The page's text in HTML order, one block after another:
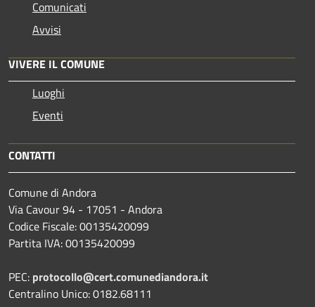
Comunicati
Avvisi
VIVERE IL COMUNE
Luoghi
Eventi
CONTATTI
Comune di Andora
Via Cavour 94 - 17051 - Andora
Codice Fiscale: 00135420099
Partita IVA: 00135420099
PEC: protocollo@cert.comunediandora.it
Centralino Unico: 0182.68111